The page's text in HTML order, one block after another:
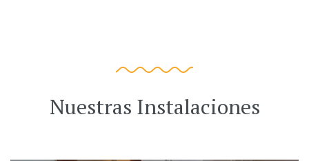
Nuestras Instalaciones